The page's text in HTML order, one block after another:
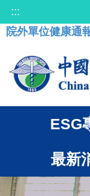
:::
院外單位健康通
ESG
最新